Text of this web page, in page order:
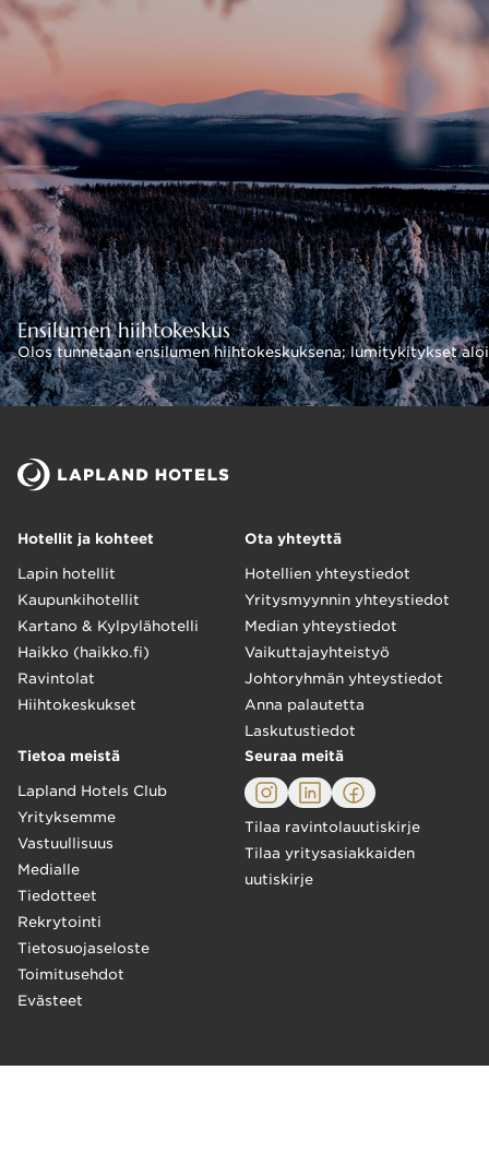
Ensilumen hiihtokeskus
Olos tunnetaan ensilumen hiihtokeskuksena; lumitykitykset
Hotellit ja kohteet
Lapin hotellit
Kaupunkihotellit
Kartano & Kylpylähotelli
Haikko (haikko.fi)
Ravintolat
Hiihtokeskukset
Ota yhteyttä
Hotellien yhteystiedot
Yritysmyynnin yhteystiedot
Median yhteystiedot
Vaikuttajayhteistyö
Johtoryhmän yhteystiedot
Anna palautetta
Laskutustiedot
Tietoa meistä
Lapland Hotels Club
Yrityksemme
Vastuullisuus
Medialle
Tiedotteet
Rekrytointi
Tietosuojaseloste
Toimitusehdot
Evästeet
Seuraa meitä
Tilaa ravintolauutiskirje
Tilaa yritysasiakkaiden
uutiskirje